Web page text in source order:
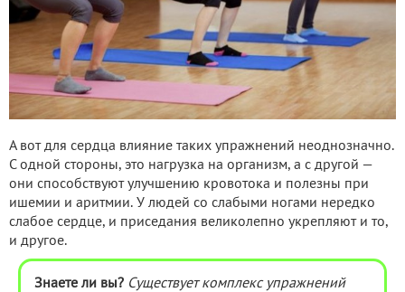
А вот для сердца влияние таких упражнений неоднозначно.
С одной стороны, это нагрузка на организм, а с другой —
они способствуют улучшению кровотока и полезны при
ишемии и аритмии. У людей со слабыми ногами нередко
слабое сердце, и приседания великолепно укрепляют и то,
и другое.
Знаете ли вы? Существует комплекс упражнений